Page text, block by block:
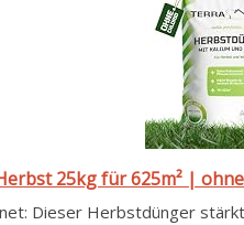
25kg für 625m² |
Dieser Herbstdünger